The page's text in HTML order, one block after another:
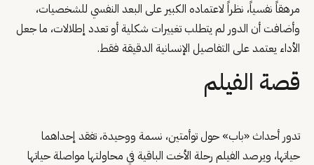
مرهقاً نفسياً، نظراً لاعتماده الكبير على البعد النفسي للشخصيات،
وأضافت أن الدور لم يتطلب تغييرات شكلية أو تعدد إطلالات، ما جعل
الأداء يعتمد على التفاصيل الإنسانية الدقيقة فقط.
قصة الفيلم
تدور أحداث «باب» حول توأمتين، نسمة ووحيدة، تفقد إحداهما
حياتها، ويرصد الفيلم رحلة الأخت الباقية في محاولتها مواصلة حياتها